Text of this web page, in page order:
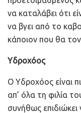
να καταλάβει ότι
να βγει από το
κάποιον που θα
Υδροχόος
Ο Υδροχόος είναι
απ’ όλα τη φιλία
συνήθως